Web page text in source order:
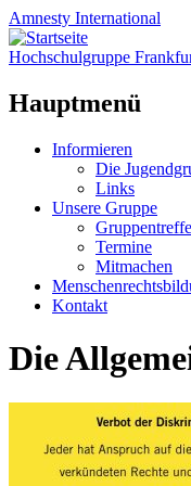
Amnesty International
Hochschulgruppe
Hauptmenü
Zum
Informieren
Die
Links
Unsere Gruppe
Termine
Mitmachen
Kontakt
Die